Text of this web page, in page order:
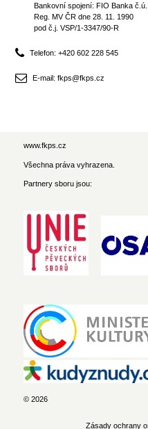
Bankovní spojení: FIO Banka
Reg. MV ČR dne 28. 11. 1990
pod č.j. VSP/1-3347/90-R
Telefon: +420 602 228 545
E-mail: fkps@fkps.cz
www.fkps.cz
Všechna práva vyhrazena.
Partnery sboru jsou:
© 2026
Zásady ochrany